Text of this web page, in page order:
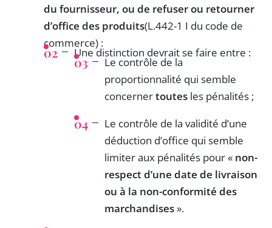
du fournisseur, ou de refuser ou retourner
d’office des produits(L.442-1 I du code de
commerce) :
Une distinction devrait se faire entre :
Le contrôle de la
proportionnalité qui semble
concernertoutes les pénalités ;
Le contrôle de la validité d’une
déduction d’office qui semble
limiter aux pénalités pour « non-
respect d’une date de livraison
ou à la non-conformité des
marchandises».